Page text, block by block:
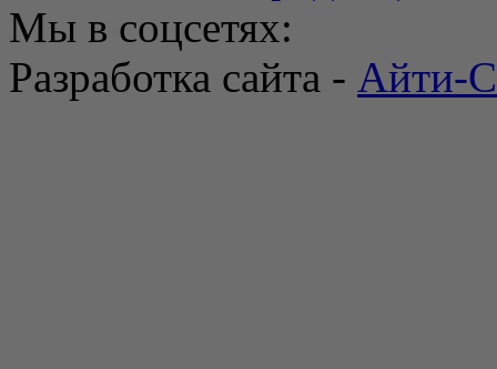
Мы в соцсетях:
Разработка сайта - Айти-